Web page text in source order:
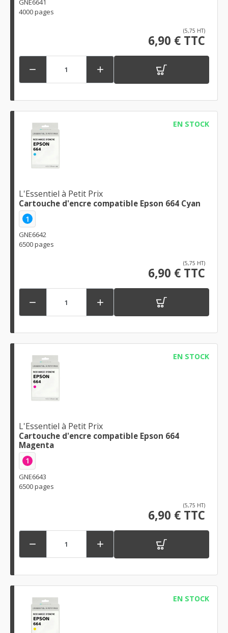
4000 pages
(5,75 HT)
6,90 € TTC
 
EN STOCK
L'Essentiel à Petit Prix
Cartouche d'encre compatible Epson 664 Cyan
1
GNE6642
6500 pages
(5,75 HT)
6,90 € TTC
 
EN STOCK
L'Essentiel à Petit Prix
Cartouche d'encre compatible Epson 664
Magenta
1
GNE6643
6500 pages
(5,75 HT)
6,90 € TTC
 
EN STOCK